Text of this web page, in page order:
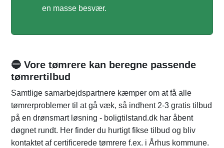
en masse besvær.
🔵 Vore tømrere kan beregne passende
tømrertilbud
Samtlige samarbejdspartnere kæmper om at få alle
tømrerproblemer til at gå væk, så indhent 2-3 gratis tilbud
på en drønsmart løsning - boligtilstand.dk har åbent
døgnet rundt. Her finder du hurtigt fikse tilbud og bliv
kontaktet af certificerede tømrere f.ex. i Århus kommune.